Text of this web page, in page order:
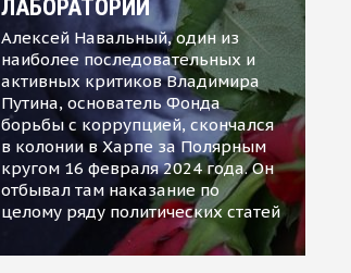
ЛАБОРАТОРИИ
Алексей Навальный, один из
наиболее последовательных и
активных критиков Владимира
Путина, основатель Фонда
борьбы с коррупцией, скончался
в колонии в Харпе за Полярным
кругом 16 февраля 2024 года. Он
отбывал там наказание по
целому ряду политических статей